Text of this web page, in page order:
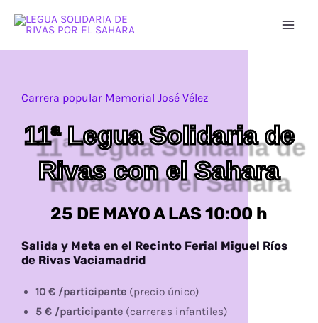
contenido
Carrera popular Memorial José Vélez
11ª Legua Solidaria de
Rivas con el Sahara
25 DE MAYO A LAS 10:00 h
Salida y Meta en el Recinto Ferial Miguel Ríos
de Rivas Vaciamadrid
10 € /participante (precio único)
5 € /participante (carreras infantiles)